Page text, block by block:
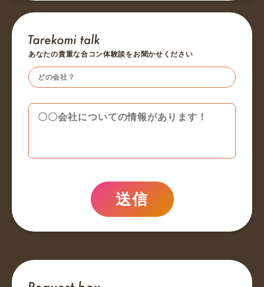
あなたの貴重な合コン体験談をお聞かせください
送信